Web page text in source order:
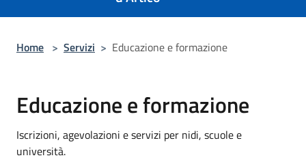
Home > Servizi > Educazione e formazione
Educazione e formazione
Iscrizioni, agevolazioni e servizi per nidi, scuole e
università.